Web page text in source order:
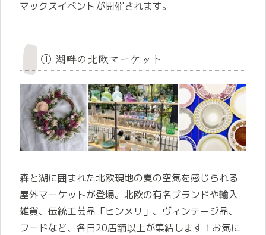
マックスイベントが開催されます。
① 湖畔の北欧マーケット
森と湖に囲まれた北欧現地の夏の空気を感じられる
屋外マーケットが登場。北欧の有名ブランドや輸入
雑貨、伝統工芸品「ヒンメリ」、ヴィンテージ品、
フードなど、各日20店舗以上が集結します！お気に